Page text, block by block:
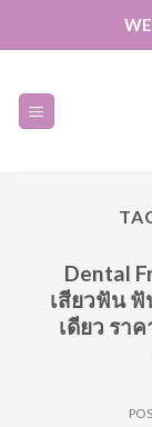
Dental
เสียวฟัน
เดียว รา